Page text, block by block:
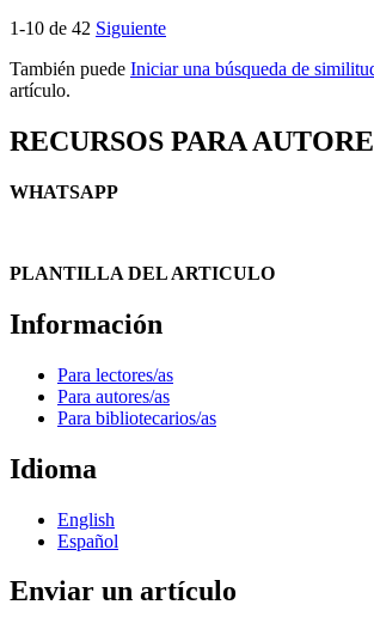
1-10 de 42 Siguiente
También puede Iniciar una búsqueda de
artículo.
RECURSOS PARA
WHATSAPP
PLANTILLA DEL ARTICULO
Información
Para lectores/as
Para autores/as
Para bibliotecarios/as
Idioma
English
Español
Enviar un artículo